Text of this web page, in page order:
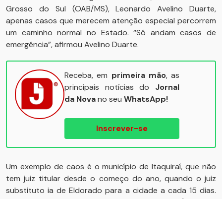
Grosso do Sul (OAB/MS), Leonardo Avelino Duarte,
apenas casos que merecem atenção especial percorrem
um caminho normal no Estado. “Só andam casos de
emergência”, afirmou Avelino Duarte.
Receba, em primeira mão, as
principais notícias do Jornal
da Novano seu WhatsApp!
Inscrever-se
Um exemplo de caos é o município de Itaquiraí, que não
tem juiz titular desde o começo do ano, quando o juiz
substituto ia de Eldorado para a cidade a cada 15 dias.